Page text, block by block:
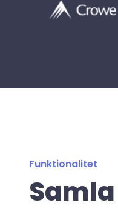
Funktionalitet